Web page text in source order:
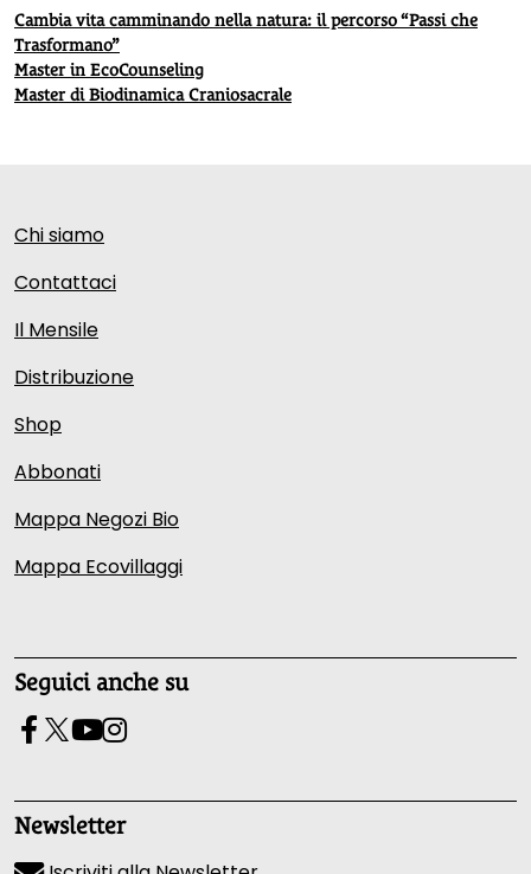
Cambia vita camminando nella natura: il percorso “Passi che
Trasformano”
Master in EcoCounseling
Master di Biodinamica Craniosacrale
Chi siamo
Contattaci
Il Mensile
Distribuzione
Shop
Abbonati
Mappa Negozi Bio
Mappa Ecovillaggi
Seguici anche su
Newsletter